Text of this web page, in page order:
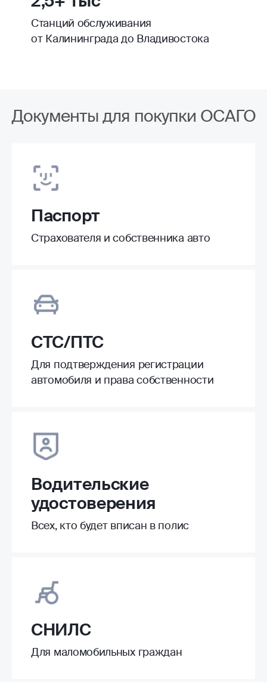
Станций обслуживания
от Калининграда до Владивостока
Документы для покупки ОСАГО
Паспорт
Страхователя и собственника авто
СТС/ПТС
Для подтверждения регистрации
автомобиля и права собственности
Водительские
удостоверения
Всех, кто будет вписан в полис
СНИЛС
Для маломобильных граждан